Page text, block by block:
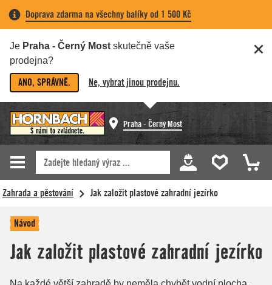
Doprava zdarma na všechny balíky od 1 500 Kč
Je Praha - Černý Most skutečně vaše
prodejna?
ANO, SPRÁVNĚ. Ne, vybrat jinou prodejnu.
Praha - Černý Most